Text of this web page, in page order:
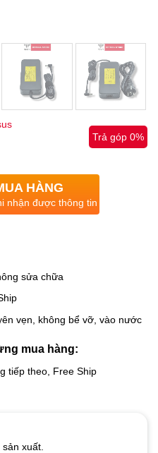
Trả góp 0%
HÀNG
nhận được thông tin
sửa chữa
vẹn, không bể vỡ, vào nước
mua hàng:
tiếp theo, Free Ship
xuất.